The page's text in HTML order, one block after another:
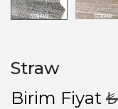
Straw
Birim Fiyat ₺